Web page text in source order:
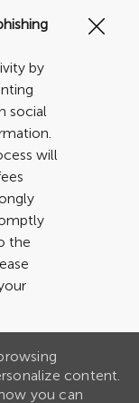
by
social
will
the
content.
you can